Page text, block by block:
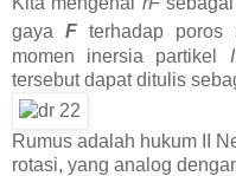
gaya F terhadap poros
momen inersia partikel I
tersebut dapat ditulis
Rumus adalah hukum II
rotasi, yang analog